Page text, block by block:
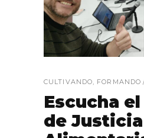
CULTIVANDO FORMANDO
Escucha
de Justicia